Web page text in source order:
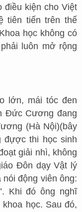
điều kiện cho Việt
tiên tiến trên thế
học không có
luôn mở rộng
lớn, mái tóc đen
Đức Cương đang
(Hà Nội)(bây
đựợc thi học sinh
giải nhì, không
Đôn dạy Vật lý
động viên ông:
Khi đó ông nghĩ
học. Sau đó,